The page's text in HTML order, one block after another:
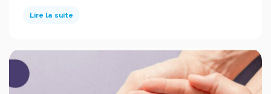
Lire la suite